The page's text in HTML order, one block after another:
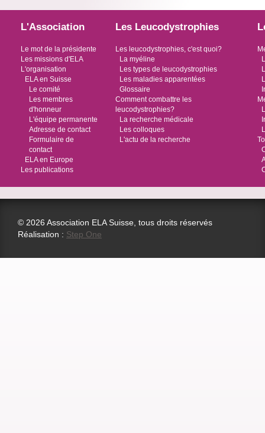
L'Association
Le mot de la présidente
Les missions d'ELA
L'organisation
ELA en Suisse
Le comité
Les membres
d'honneur
L'équipe permanente
Adresse de contact
Formulaire de
contact
ELA en Europe
Les publications
Les Leucodystrophies
Les leucodystrophies, c'est quoi?
La myéline
Les types de leucodystrophies
Les maladies apparentées
Glossaire
Comment combattre les
leucodystrophies?
La recherche médicale
Les colloques
L'actu de la recherche
© 2026 Association ELA Suisse, tous droits réservés
Réalisation : Step One